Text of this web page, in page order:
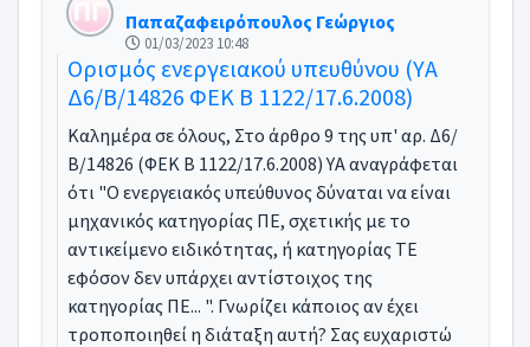
Παπαζαφειρόπουλος Γεώργιος
01/03/2023 10:48
Ορισμός ενεργειακού υπευθύνου (ΥΑ
Δ6/Β/14826 ΦΕΚ Β 1122/17.6.2008)
Καλημέρα σε όλους, Στο άρθρο 9 της υπ' αρ. Δ6/
Β/14826 (ΦΕΚ Β 1122/17.6.2008) ΥΑ αναγράφεται
ότι "Ο ενεργειακός υπεύθυνος δύναται να είναι
μηχανικός κατηγορίας ΠΕ, σχετικής με το
αντικείμενο ειδικότητας, ή κατηγορίας ΤΕ
εφόσον δεν υπάρχει αντίστοιχος της
κατηγορίας ΠΕ... ". Γνωρίζει κάποιος αν έχει
τροποποιηθεί η διάταξη αυτή? Σας ευχαριστώ